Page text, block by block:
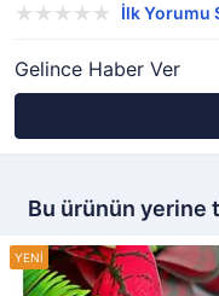
İlk Yorumu
Gelince Haber Ver
Bu ürünün